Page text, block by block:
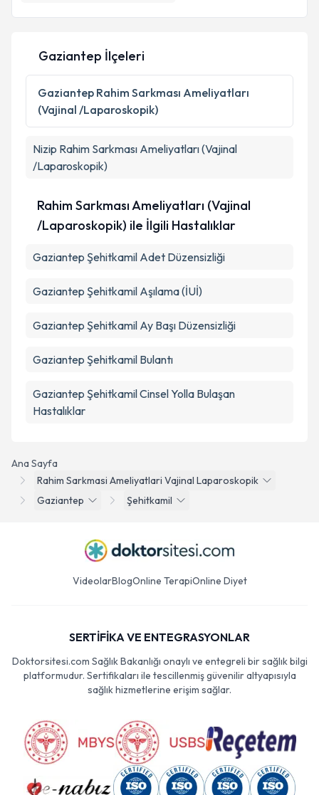
Kişisel verilerimin işlenmesine ilişkinAydınlatma
Metni
'ni okudum ve kişisel verilerimin belirtilen
kapsamda işlenmesini kabul ediyorum.
Takvim Talebini Gönder
Ana Sayfa
Rahim Sarkmasi Ameliyatlari Vajinal Laparoskopik
Gaziantep
Şehitkamil
Gaziantep İlçeleri
Gaziantep Rahim Sarkması Ameliyatları
(Vajinal /Laparoskopik)
Nizip Rahim Sarkması Ameliyatları (Vajinal
/Laparoskopik)
Rahim Sarkması Ameliyatları (Vajinal
/Laparoskopik) ile İlgili Hastalıklar
Gaziantep Şehitkamil Adet Düzensizliği
Gaziantep Şehitkamil Aşılama (İUİ)
Gaziantep Şehitkamil Ay Başı Düzensizliği
Gaziantep Şehitkamil Bulantı
Gaziantep Şehitkamil Cinsel Yolla Bulaşan
Hastalıklar
VideolarBlogOnline TerapiOnline Diyet
SERTİFİKA VE ENTEGRASYONLAR
Doktorsitesi.com Sağlık Bakanlığı onaylı ve entegreli bir sağlık bilgi
platformudur. Sertifikaları ile tescillenmiş güvenilir altyapısıyla
sağlık hizmetlerine erişim sağlar.